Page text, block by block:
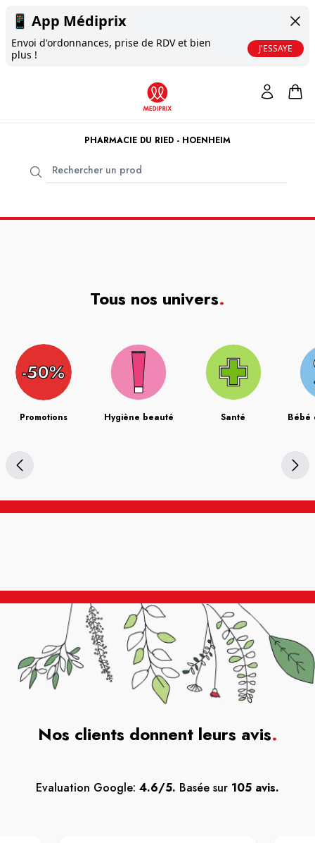
📱 App Médiprix
Envoi d'ordonnances, prise de RDV et bien
plus !
J'ESSAYE
PHARMACIE DU RIED - HOENHEIM
Tous nos univers.
Promotions Hygiène beauté Santé Bébé
Nos clients donnent leurs avis.
Evaluation Google: 4.6/5. Basée sur 105 avis.